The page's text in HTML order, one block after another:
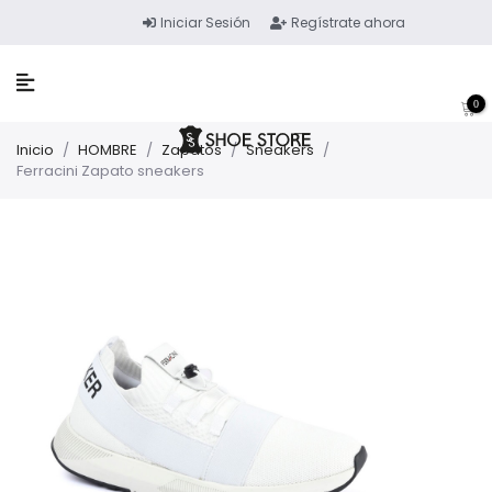
Iniciar Sesión Regístrate ahora
0
Inicio / HOMBRE / Zapatos / Sneakers /
Ferracini Zapato sneakers